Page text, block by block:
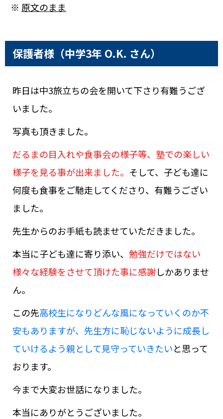
※ 原文のまま
保護者様（中学3年 O.K. さん）
昨日は中3旅立ちの会を開いて下さり有難うござ
いました。
写真も頂きました。
だるまの目入れや食事会の様子等、塾での楽しい
様子を見る事が出来ました。 そして、子ども達に
何度も食事をご馳走してくださり、有難うござい
ました。
先生からのお手紙も読ませていただきました。
本当に子ども達に寄り添い、 勉強だけではない
様々な経験をさせて頂けた事に感謝しかありませ
ん。
この先高校生になりどんな風になっていくのか不
安もありますが、先生方に恥じないように成長し
ていけるよう親として見守っていきたいと思って
おります。
今まで大変お世話になりました。
本当にありがとうございました。